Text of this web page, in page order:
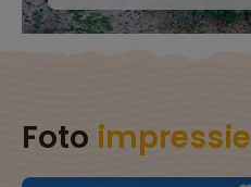
Foto impressie